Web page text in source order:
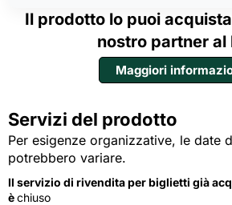
Il prodotto lo puoi
nostro partner al
Maggiori
Servizi del prodotto
Per esigenze organizzative, le date
potrebbero variare.
Il servizio di rivendita per biglietti già
èchiuso